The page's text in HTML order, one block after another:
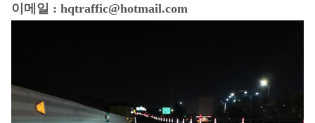
이메일 : hqtraffic@hotmail.com